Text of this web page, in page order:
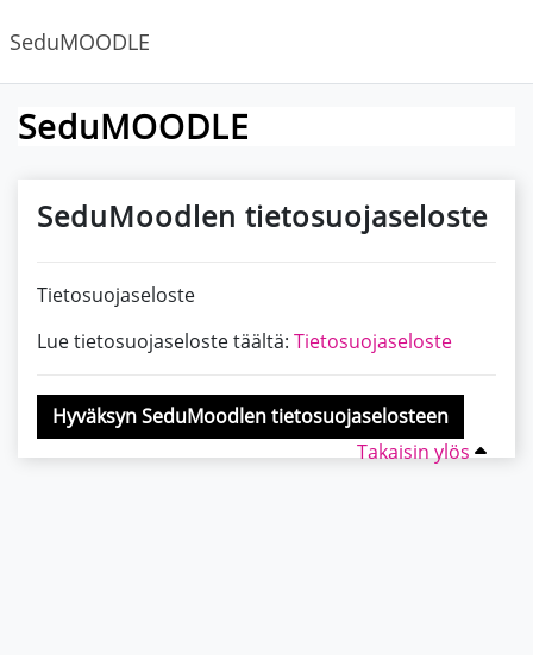
SeduMOODLE
SeduMOODLE
SeduMoodlen tietosuojaseloste
Tietosuojaseloste
Lue tietosuojaseloste täältä: Tietosuojaseloste
Hyväksyn SeduMoodlen tietosuojaselosteen
Takaisin ylös